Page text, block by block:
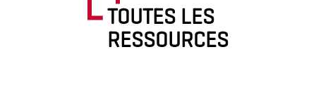
TOUTES LES
RESSOURCES